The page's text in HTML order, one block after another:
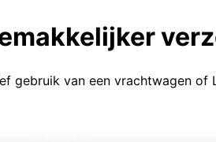
gebruik van een vrachtwagen